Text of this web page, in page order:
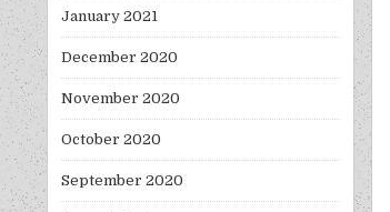
January 2021
December 2020
November 2020
October 2020
September 2020